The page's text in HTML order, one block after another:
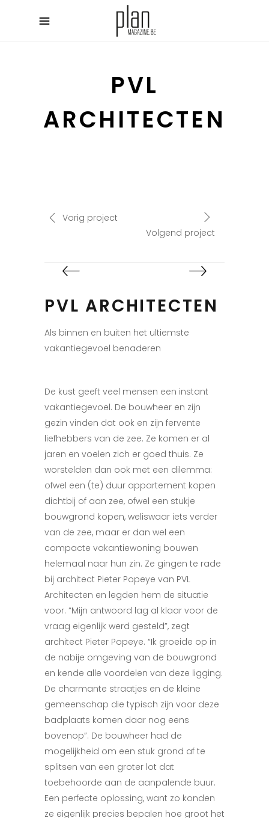
PVL
ARCHITECTEN
Vorig project
Volgend project
PVL ARCHITECTEN
Als binnen en buiten het ultiemste
vakantiegevoel benaderen
De kust geeft veel mensen een instant
vakantiegevoel. De bouwheer en zijn
gezin vinden dat ook en zijn fervente
liefhebbers van de zee. Ze komen er al
jaren en voelen zich er goed thuis. Ze
worstelden dan ook met een dilemma:
ofwel een (te) duur appartement kopen
dichtbij of aan zee, ofwel een stukje
bouwgrond kopen, weliswaar iets verder
van de zee, maar er dan wel een
compacte vakantiewoning bouwen
helemaal naar hun zin. Ze gingen te rade
bij architect Pieter Popeye van PVL
Architecten en legden hem de situatie
voor. “Mijn antwoord lag al klaar voor de
vraag eigenlijk werd gesteld”, zegt
architect Pieter Popeye. “Ik groeide op in
de nabije omgeving van de bouwgrond
en kende alle voordelen van deze ligging.
De charmante straatjes en de kleine
gemeenschap die typisch zijn voor deze
badplaats komen daar nog eens
bovenop”. De bouwheer had de
mogelijkheid om een stuk grond af te
splitsen van een groter lot dat
toebehoorde aan de aanpalende buur.
Een perfecte oplossing, want zo konden
ze eigenlijk precies bepalen hoe groot het